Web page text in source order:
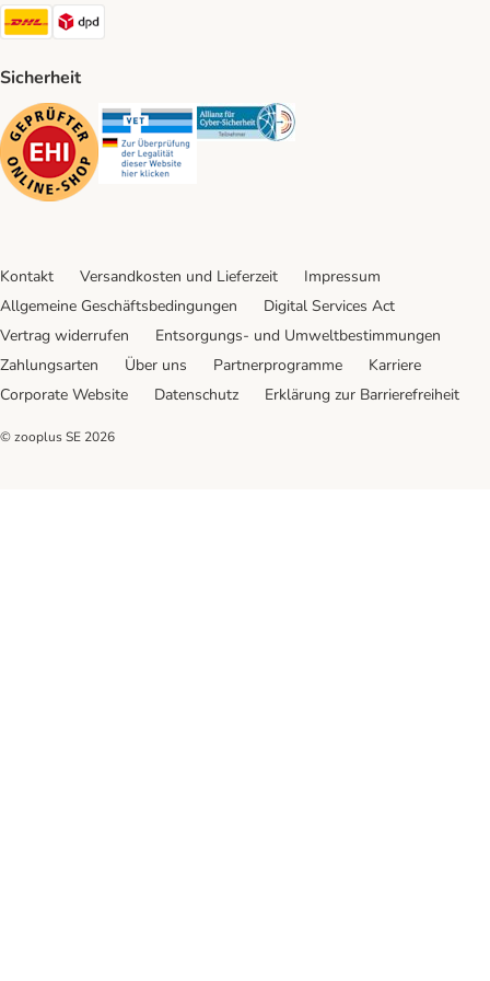
DHL Shipping Method
Sicherheit
Security Security Security
Kontakt Versandkosten und Lieferzeit
Impressum
Allgemeine Geschäftsbedingungen
Digital Services Act
Vertrag widerrufen
Entsorgungs- und Umweltbestimmungen
Zahlungsarten
Über uns Partnerprogramme
Karriere
Corporate Website
Datenschutz Erklärung zur Barrierefreiheit
© zooplus SE 2026